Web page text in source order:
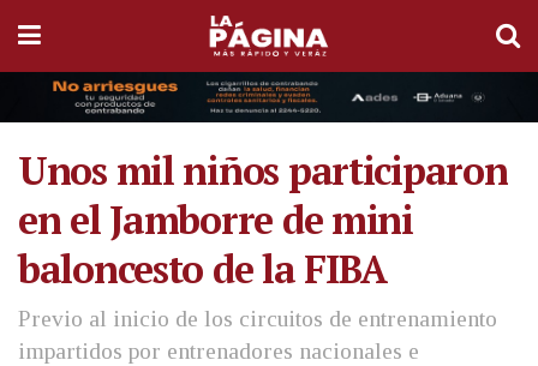
Unos mil niños participaron
en el Jamborre de mini
baloncesto de la FIBA
Previo al inicio de los circuitos de entrenamiento
impartidos por entrenadores nacionales e